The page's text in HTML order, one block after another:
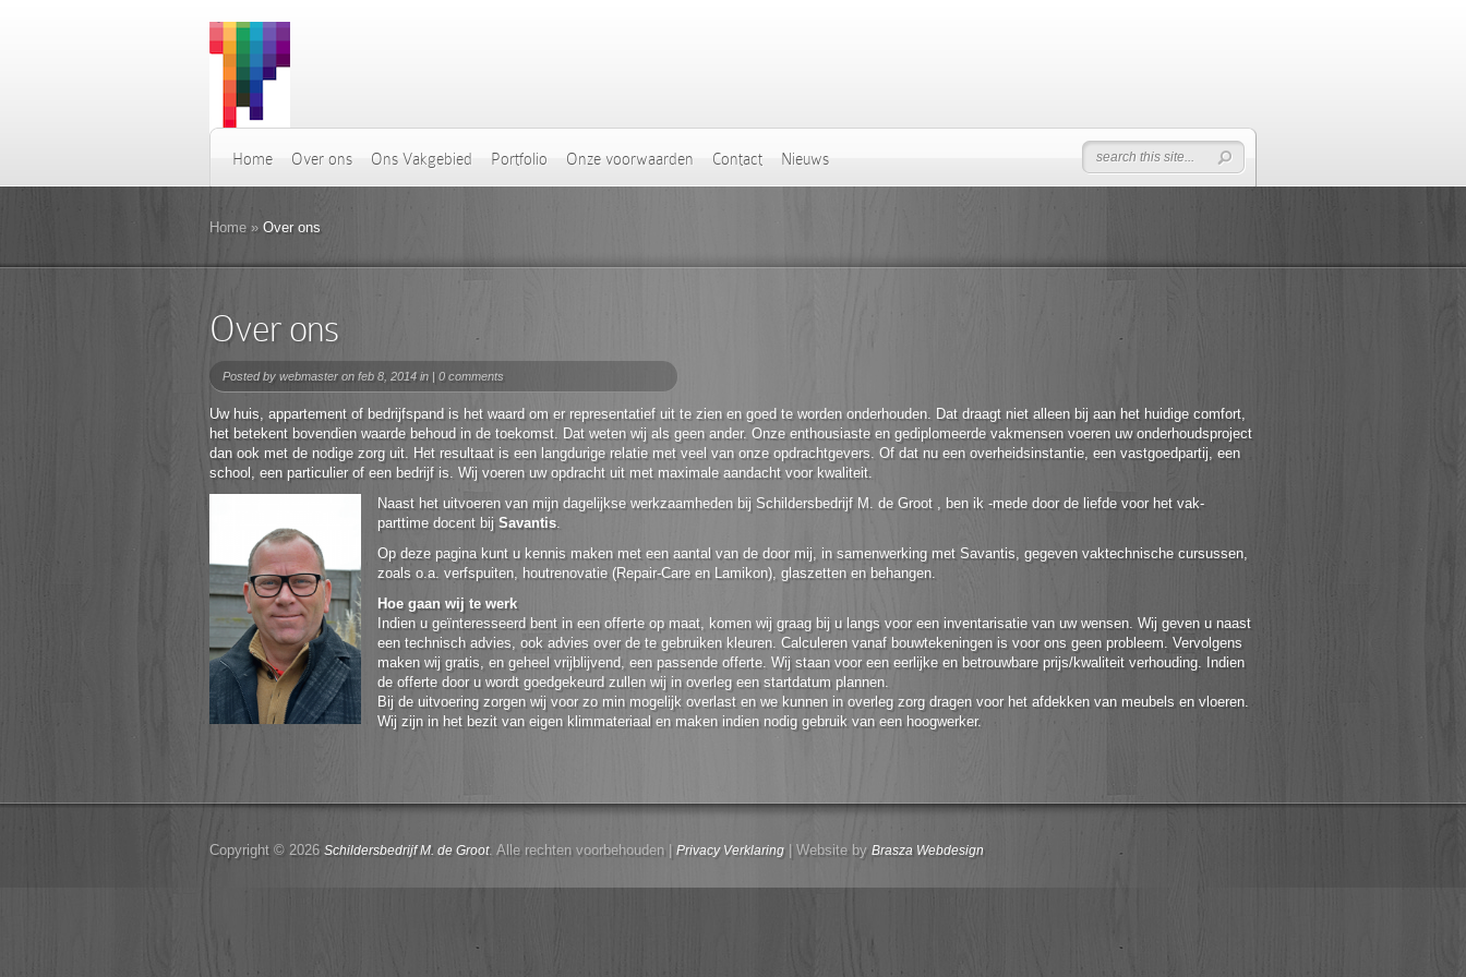
Home Over ons Ons Vakgebied Portfolio Onze voorwaarden Contact Nieuws
Home » Over ons
Over ons
Posted by webmaster on feb 8, 2014 in | 0 comments
Uw huis, appartement of bedrijfspand is het waard om er representatief uit te zien en goed te worden onderhouden. Dat draagt niet alleen bij aan het huidige comfort,
het betekent bovendien waarde behoud in de toekomst. Dat weten wij als geen ander. Onze enthousiaste en gediplomeerde vakmensen voeren uw onderhoudsproject
dan ook met de nodige zorg uit. Het resultaat is een langdurige relatie met veel van onze opdrachtgevers. Of dat nu een overheidsinstantie, een vastgoedpartij, een
school, een particulier of een bedrijf is. Wij voeren uw opdracht uit met maximale aandacht voor kwaliteit.
Naast het uitvoeren van mijn dagelijkse werkzaamheden bij Schildersbedrijf M. de Groot , ben ik -mede door de liefde voor het vak-
parttime docent bij Savantis.
Op deze pagina kunt u kennis maken met een aantal van de door mij, in samenwerking met Savantis, gegeven vaktechnische cursussen,
zoals o.a. verfspuiten, houtrenovatie (Repair-Care en Lamikon), glaszetten en behangen.
Hoe gaan wij te werk
Indien u geïnteresseerd bent in een offerte op maat, komen wij graag bij u langs voor een inventarisatie van uw wensen. Wij geven u naast
een technisch advies, ook advies over de te gebruiken kleuren. Calculeren vanaf bouwtekeningen is voor ons geen probleem. Vervolgens
maken wij gratis, en geheel vrijblijvend, een passende offerte. Wij staan voor een eerlijke en betrouwbare prijs/kwaliteit verhouding. Indien
de offerte door u wordt goedgekeurd zullen wij in overleg een startdatum plannen.
Bij de uitvoering zorgen wij voor zo min mogelijk overlast en we kunnen in overleg zorg dragen voor het afdekken van meubels en vloeren.
Wij zijn in het bezit van eigen klimmateriaal en maken indien nodig gebruik van een hoogwerker.
Copyright © 2026 Schildersbedrijf M. de Groot. Alle rechten voorbehouden | Privacy Verklaring| Website by Brasza Webdesign